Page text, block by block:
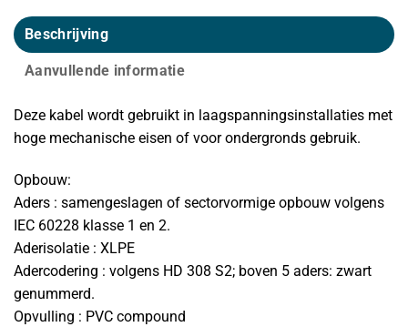
Beschrijving
Aanvullende informatie
Deze kabel wordt gebruikt in laagspanningsinstallaties met
hoge mechanische eisen of voor ondergronds gebruik.
Opbouw:
Aders : samengeslagen of sectorvormige opbouw volgens
IEC 60228 klasse 1 en 2.
Aderisolatie : XLPE
Adercodering : volgens HD 308 S2; boven 5 aders: zwart
genummerd.
Opvulling : PVC compound